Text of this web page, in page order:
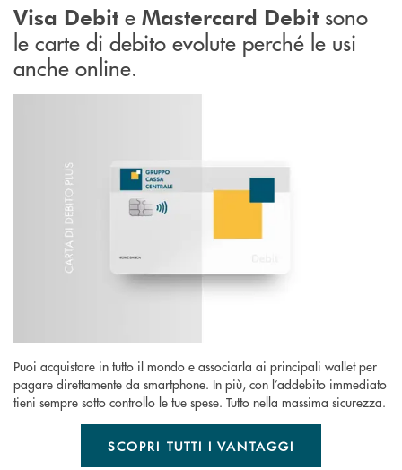
Visa Debit e Mastercard Debit sono
le carte di debito evolute perché le usi
anche online.
Puoi acquistare in tutto il mondo e associarla ai principali wallet per
pagare direttamente da smartphone. In più, con l’addebito immediato
tieni sempre sotto controllo le tue spese. Tutto nella massima sicurezza.
SCOPRI TUTTI I VANTAGGI